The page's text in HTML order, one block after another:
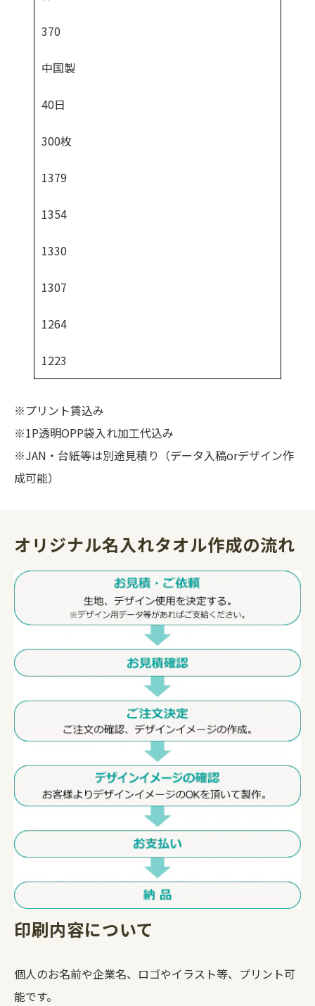
370
中国製
40日
300枚
1379
1354
1330
1307
1264
1223
※プリント賃込み
※1P透明OPP袋入れ加工代込み
※JAN・台紙等は別途見積り（データ入稿orデザイン作
成可能）
オリジナル名入れタオル作成の流れ
印刷内容について
個人のお名前や企業名、ロゴやイラスト等、プリント可
能です。